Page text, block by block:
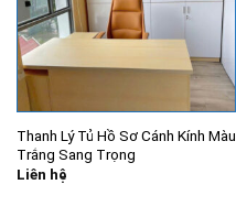
Thanh Lý Tủ Hồ Sơ Cánh Kính Màu
Trắng Sang Trọng
Liên hệ